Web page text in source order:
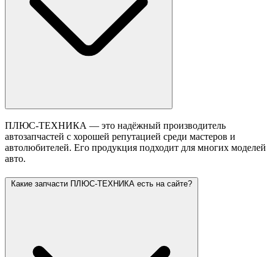
ПЛЮС-ТЕХНИКА — это надёжный производитель
автозапчастей с хорошей репутацией среди мастеров и
автолюбителей. Его продукция подходит для многих моделей
авто.
Какие запчасти ПЛЮС-ТЕХНИКА есть на сайте?